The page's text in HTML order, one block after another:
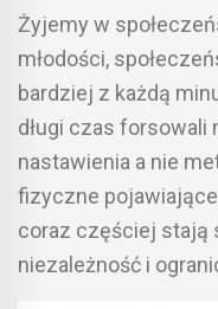
Żyjemy w
młodości,
bardziej z każdą
długi czas forsowali
nastawienia a nie
fizyczne
coraz częściej stają
niezależność i